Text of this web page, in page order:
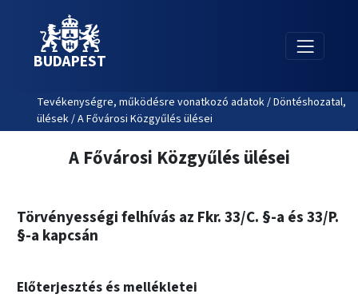
BUDAPEST
Tevékenységre, működésre vonatkozó adatok / Döntéshozatal,
ülések / A Fővárosi Közgyűlés ülései
A Fővárosi Közgyűlés ülései
Törvényességi felhívás az Fkr. 33/C. §-a és 33/P.
§-a kapcsán
Előterjesztés és mellékletei